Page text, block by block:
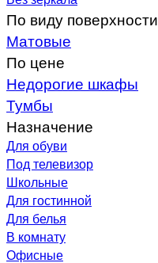
По виду поверхности
Матовые
По цене
Недорогие шкафы
Тумбы
Назначение
Для обуви
Под телевизор
Школьные
Для гостинной
Для белья
В комнату
Офисные